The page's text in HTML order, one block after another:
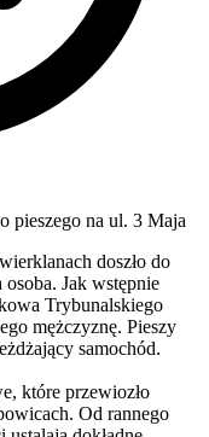
pieszego na ul. 3 Maja
doszło do
Jak wstępnie
Trybunalskiego
mężczyznę. Pieszy
samochód.
które przewiozło
Od rannego